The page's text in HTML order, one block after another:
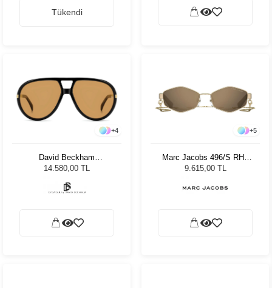
Tükendi
+4
David Beckham
99/Voyager XWY/VS - 61
14.580,00 TL
+5
Marc Jacobs 496/S RHL
Kadın Güneş Gözlüğü
9.615,00 TL